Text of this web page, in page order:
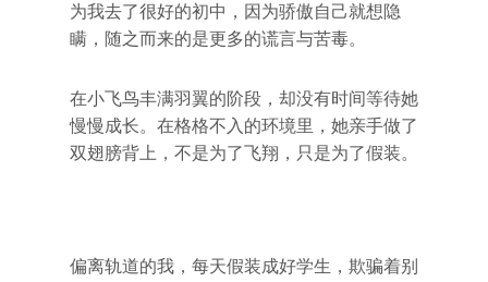
为我去了很好的初中，因为骄傲自己就想隐
瞒，随之而来的是更多的谎言与苦毒。
在小飞鸟丰满羽翼的阶段，却没有时间等待她
慢慢成长。在格格不入的环境里，她亲手做了
双翅膀背上，不是为了飞翔，只是为了假装。
偏离轨道的我，每天假装成好学生，欺骗着别